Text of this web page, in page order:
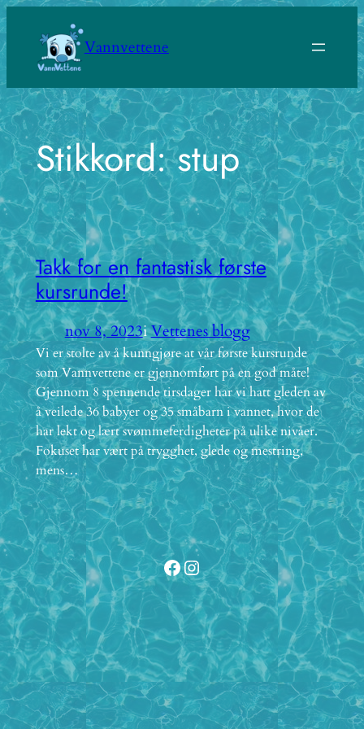
Hopp
til
innhold
Vannvettene
Stikkord:stup
Takk for en fantastisk første
kursrunde!
nov 8, 2023iVettenes blogg
Vi er stolte av å kunngjøre at vår første kursrunde
som Vannvettene er gjennomført på en god måte!
Gjennom 8 spennende tirsdager har vi hatt gleden av
å veilede 36 babyer og 35 småbarn i vannet, hvor de
har lekt og lært svømmeferdigheter på ulike nivåer.
Fokuset har vært på trygghet, glede og mestring,
mens…
Facebook
Instagram